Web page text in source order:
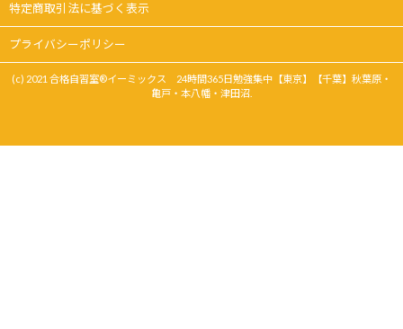
特定商取引法に基づく表示
プライバシーポリシー
(c) 2021 合格自習室®イーミックス 24時間365日勉強集中【東京】【千葉】秋葉原・
亀戸・本八幡・津田沼.